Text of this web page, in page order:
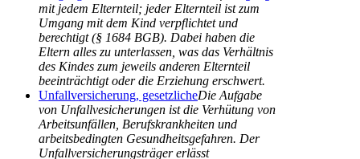
mit jedem Elternteil; jeder Elternteil ist zum
Umgang mit dem Kind verpflichtet und
berechtigt (§ 1684 BGB). Dabei haben die
Eltern alles zu unterlassen, was das Verhältnis
des Kindes zum jeweils anderen Elternteil
beeinträchtigt oder die Erziehung erschwert.
Unfallversicherung, gesetzlicheDie Aufgabe
von Unfallvesicherungen ist die Verhütung von
Arbeitsunfällen, Berufskrankheiten und
arbeitsbedingten Gesundheitsgefahren. Der
Unfallversicherungsträger erlässt